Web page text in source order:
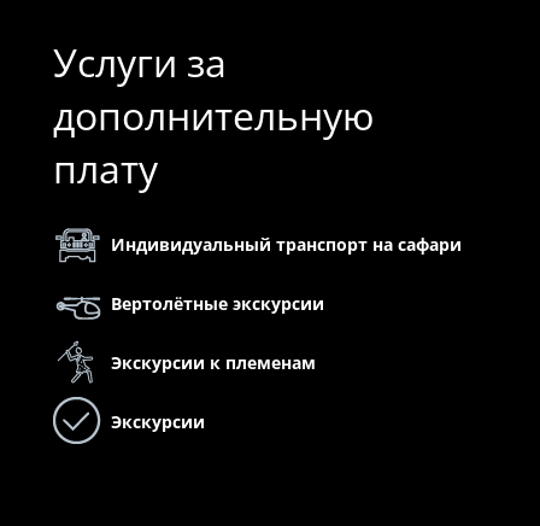
Услуги за
дополнительную
плату
Индивидуальный транспорт на сафари
Вертолётные экскурсии
Экскурсии к племенам
Экскурсии